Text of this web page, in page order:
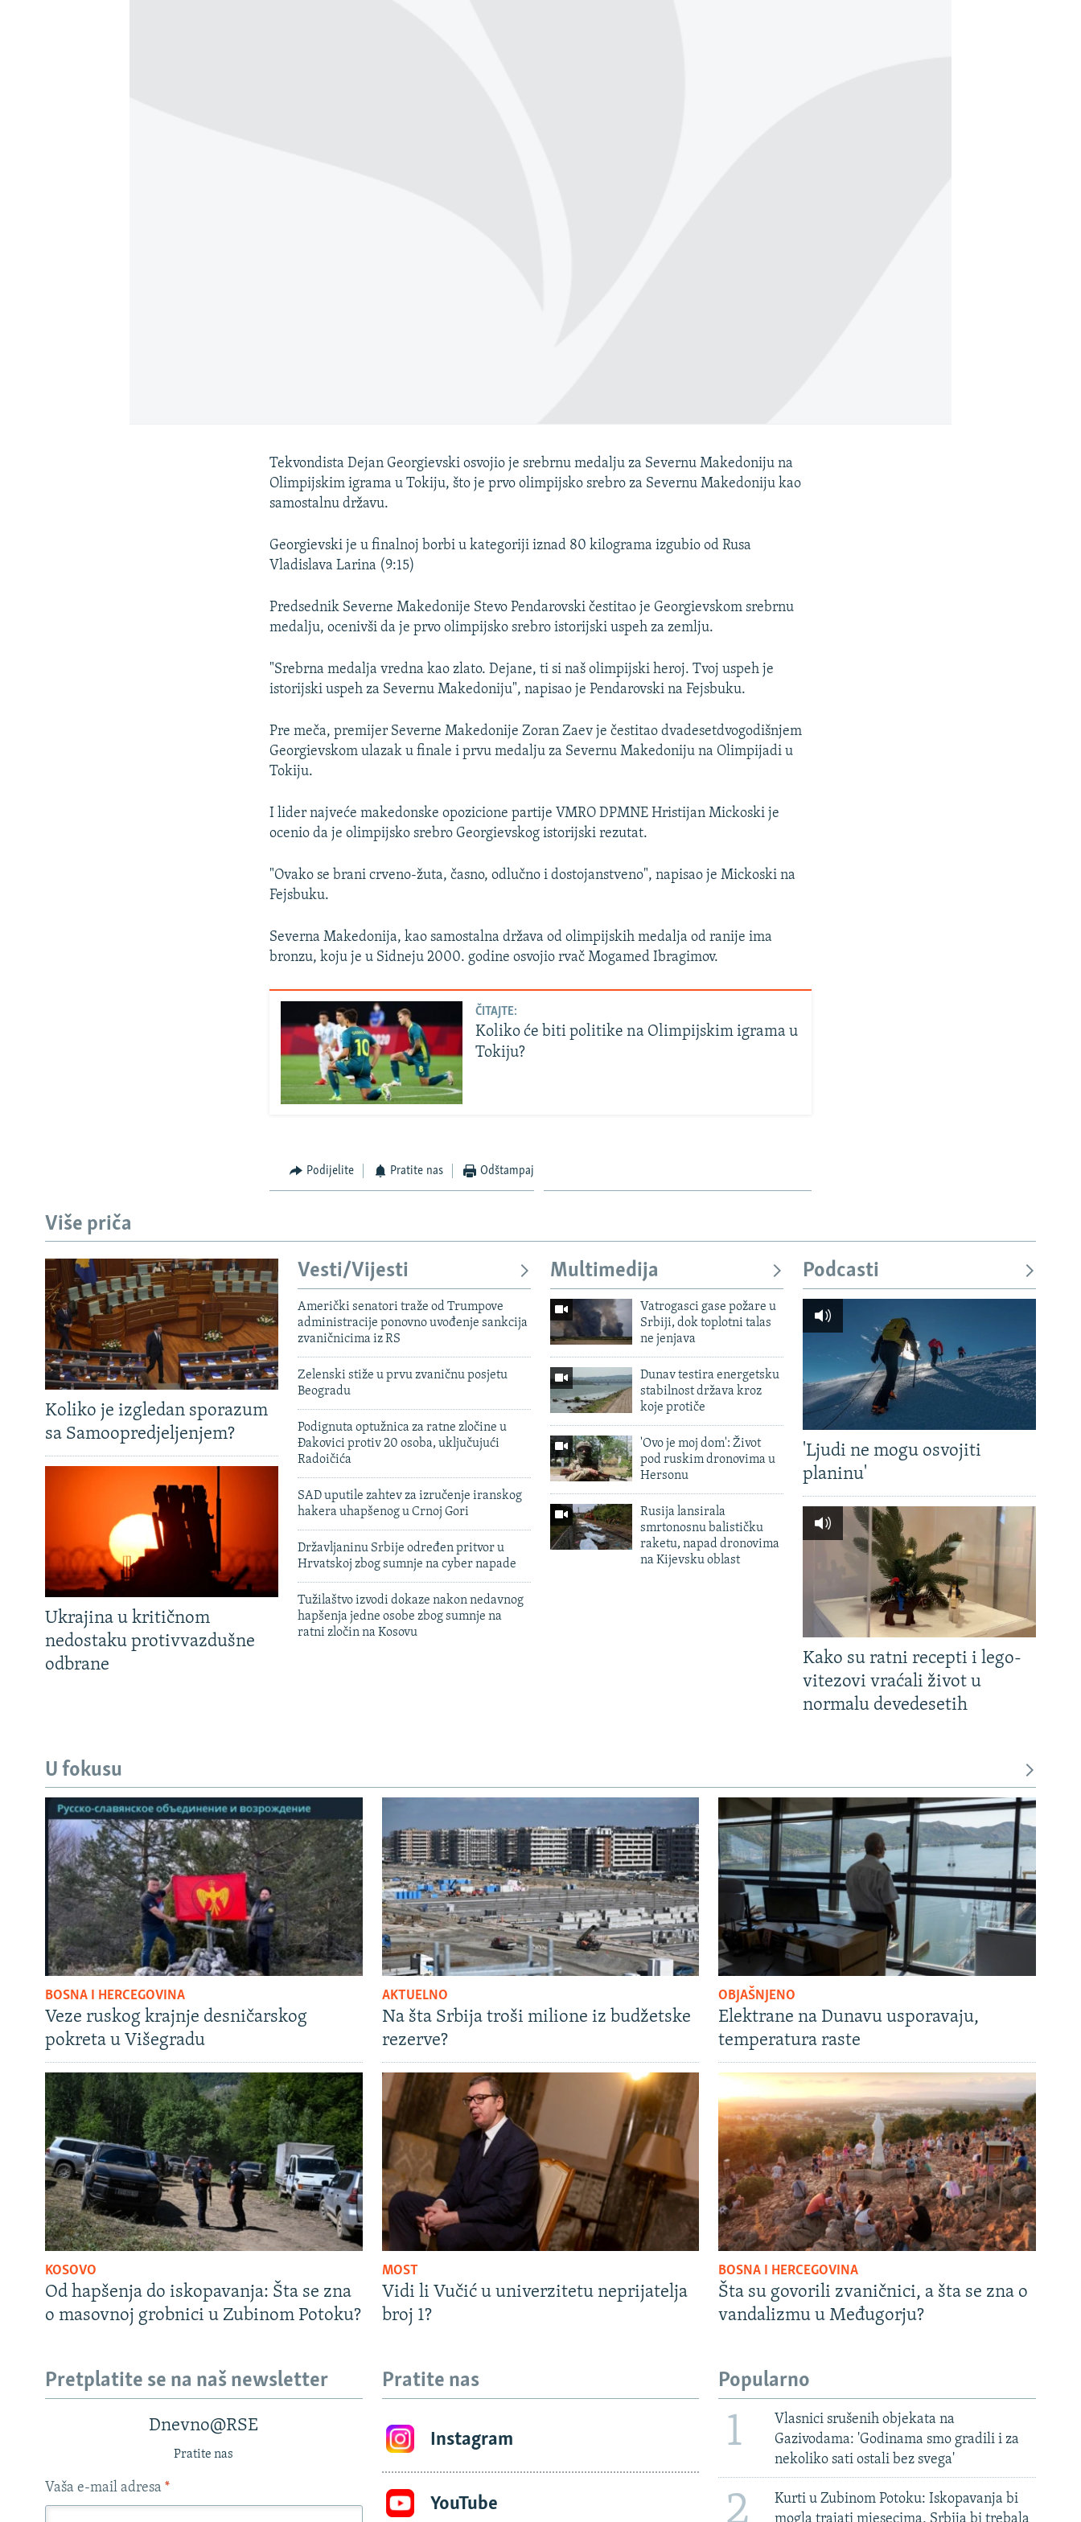
Tekvondista Dejan Georgievski osvojio je srebrnu medalju za Severnu Makedoniju na
Olimpijskim igrama u Tokiju, što je prvo olimpijsko srebro za Severnu Makedoniju kao
samostalnu državu.
Georgievski je u finalnoj borbi u kategoriji iznad 80 kilograma izgubio od Rusa
Vladislava Larina (9:15)
Predsednik Severne Makedonije Stevo Pendarovski čestitao je Georgievskom srebrnu
medalju, ocenivši da je prvo olimpijsko srebro istorijski uspeh za zemlju.
"Srebrna medalja vredna kao zlato. Dejane, ti si naš olimpijski heroj. Tvoj uspeh je
istorijski uspeh za Severnu Makedoniju", napisao je Pendarovski na Fejsbuku.
Pre meča, premijer Severne Makedonije Zoran Zaev je čestitao dvadesetdvogodišnjem
Georgievskom ulazak u finale i prvu medalju za Severnu Makedoniju na Olimpijadi u
Tokiju.
I lider najveće makedonske opozicione partije VMRO DPMNE Hristijan Mickoski je
ocenio da je olimpijsko srebro Georgievskog istorijski rezutat.
"Ovako se brani crveno-žuta, časno, odlučno i dostojanstveno", napisao je Mickoski na
Fejsbuku.
Severna Makedonija, kao samostalna država od olimpijskih medalja od ranije ima
bronzu, koju je u Sidneju 2000. godine osvojio rvač Mogamed Ibragimov.
ČITAJTE:
Koliko će biti politike na Olimpijskim igrama u
Tokiju?
Podijelite Pratite nas Odštampaj
Više priča
Koliko je izgledan sporazum
sa Samoopredjeljenjem?
Ukrajina u kritičnom
nedostaku protivvazdušne
odbrane
Vesti/Vijesti
Američki senatori traže od Trumpove
administracije ponovno uvođenje sankcija
zvaničnicima iz RS
Zelenski stiže u prvu zvaničnu posjetu
Beogradu
Podignuta optužnica za ratne zločine u
Đakovici protiv 20 osoba, uključujući
Radoičića
SAD uputile zahtev za izručenje iranskog
hakera uhapšenog u Crnoj Gori
Državljaninu Srbije određen pritvor u
Hrvatskoj zbog sumnje na cyber napade
Tužilaštvo izvodi dokaze nakon nedavnog
hapšenja jedne osobe zbog sumnje na
ratni zločin na Kosovu
Multimedija
Vatrogasci gase požare u
Srbiji, dok toplotni talas
ne jenjava
Dunav testira energetsku
stabilnost država kroz
koje protiče
'Ovo je moj dom': Život
pod ruskim dronovima u
Hersonu
Rusija lansirala
smrtonosnu balističku
raketu, napad dronovima
na Kijevsku oblast
Podcasti
'Ljudi ne mogu osvojiti
planinu'
Kako su ratni recepti i lego-
vitezovi vraćali život u
normalu devedesetih
U fokusu
BOSNA I HERCEGOVINA
Veze ruskog krajnje desničarskog
pokreta u Višegradu
AKTUELNO
Na šta Srbija troši milione iz budžetske
rezerve?
OBJAŠNJENO
Elektrane na Dunavu usporavaju,
temperatura raste
KOSOVO
Od hapšenja do iskopavanja: Šta se zna
o masovnoj grobnici u Zubinom Potoku?
MOST
Vidi li Vučić u univerzitetu neprijatelja
broj 1?
BOSNA I HERCEGOVINA
Šta su govorili zvaničnici, a šta se zna o
vandalizmu u Međugorju?
Pretplatite se na naš newsletter
Dnevno@RSE
Pratite nas
Vaša e-mail adresa *
Pratite nas
Instagram
YouTube
Popularno
1
Vlasnici srušenih objekata na
Gazivodama: 'Godinama smo gradili i za
nekoliko sati ostali bez svega'
2
Kurti u Zubinom Potoku: Iskopavanja bi